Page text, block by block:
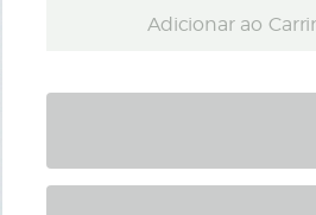
Adicionar ao